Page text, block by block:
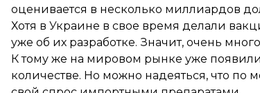
оценивается в несколько миллиардов
Хотя в Украине в свое время делали
уже об их разработке. Значит, очень
К тому же на мировом рынке уже
количестве. Но можно надеяться, что по